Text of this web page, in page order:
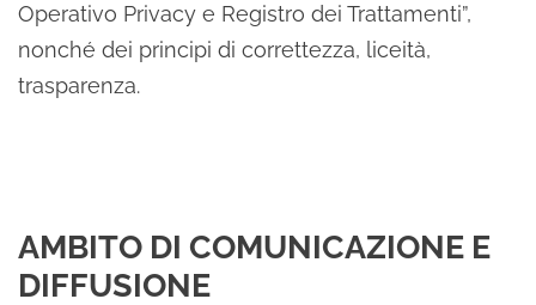
Operativo Privacy e Registro dei Trattamenti”,
nonché dei principi di correttezza, liceità,
trasparenza.
AMBITO DI COMUNICAZIONE E
DIFFUSIONE